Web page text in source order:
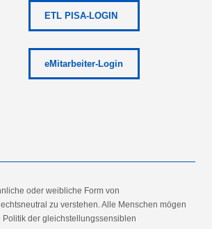
ETL PISA-LOGIN
eMitarbeiter-Login
oder weibliche Form von
zu verstehen. Alle Menschen mögen
der gleichstellungssensiblen